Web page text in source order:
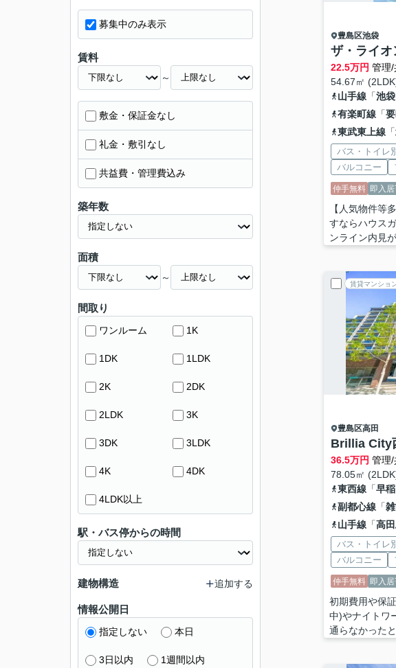
豊島区池袋
ザ・ライオ
22.5万円 管理/
54.67㎡
山手線「池袋
有楽町線「
東武東上線「
バス・トイレ
バルコニー
仲手無料 即入居
【人気物件等
すならハウス
ンライン内見
賃貸マンショ
豊島区高田
Brillia City
36.5万円 管理/
78.05㎡
東西線「早稲
副都心線「
山手線「高
バス・トイレ
バルコニー
仲手無料 即入居
初期費用や保
中)やナイトワ
通らなかった
募集中のみ表示
賃料
～
敷金・保証金なし
礼金・敷引なし
共益費・管理費込み
築年数
面積
～
間取り
ワンルーム 1K
1DK 1LDK
2K 2DK
2LDK 3K
3DK 3LDK
4K 4DK
4LDK以上
駅・バス停からの時間
建物構造 追加する
情報公開日
指定しない 本日
3日以内 1週間以内